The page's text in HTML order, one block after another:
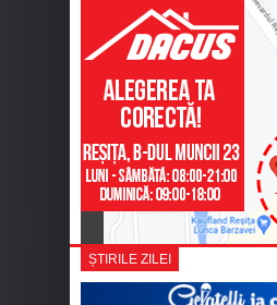
ȘTIRILE ZILEI